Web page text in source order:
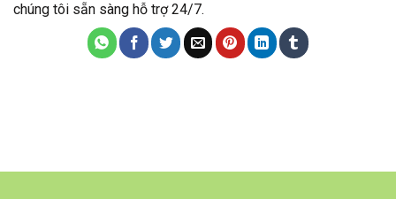
chúng tôi sẵn sàng hỗ trợ 24/7.